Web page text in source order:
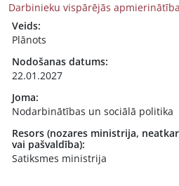
Darbinieku vispārējās
Veids:
Plānots
Nodošanas datums:
22.01.2027
Joma:
Nodarbinātības un sociālā politika
Resors (nozares ministrija,
vai pašvaldība):
Satiksmes ministrija